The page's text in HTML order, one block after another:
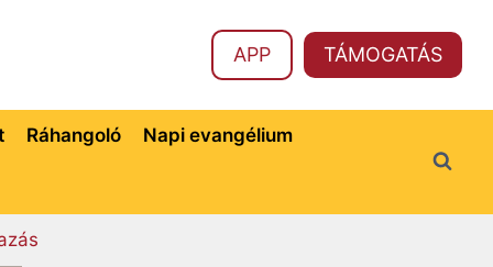
APP TÁMOGATÁS
Ráhangoló Napi evangélium